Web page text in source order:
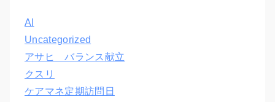
AI
Uncategorized
アサヒ バランス献立
クスリ
ケアマネ定期訪問日